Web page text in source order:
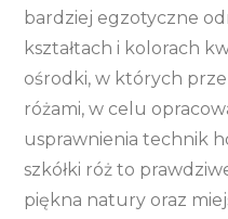
bardziej egzotyczne
kształtach i kolorach
ośrodki, w których
różami, w celu
usprawnienia technik
szkółki róż to
piękna natury oraz